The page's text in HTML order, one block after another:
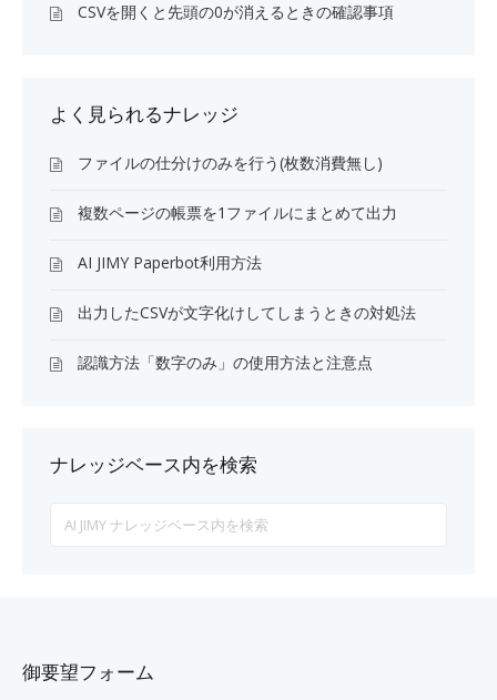
CSVを開くと先頭の0が消えるときの確認事項
よく見られるナレッジ
ファイルの仕分けのみを行う(枚数消費無し)
複数ページの帳票を1ファイルにまとめて出力
AI JIMY Paperbot利用方法
出力したCSVが文字化けしてしまうときの対処法
認識方法「数字のみ」の使用方法と注意点
ナレッジベース内を検索
For
御要望フォーム